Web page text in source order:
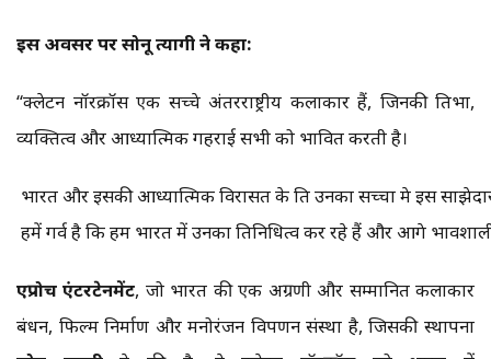
इस अवसर पर सोनू त्यागी ने कहा:
“क्लेटन नॉरक्रॉस एक सच्चे अंतरराष्ट्रीय कलाकार हैं, जिनकी प्रतिभा,
व्यक्तित्व और आध्यात्मिक गहराई सभी को प्रभावित करती है।
भारत और इसकी आध्यात्मिक विरासत के प्रति उनका सच्चा प्रेम इस
हमें गर्व है कि हम भारत में उनका प्रतिनिधित्व कर रहे हैं और आगे
एप्रोच एंटरटेनमेंट, जो भारत की एक अग्रणी और सम्मानित कलाकार
प्रबंधन, फिल्म निर्माण और मनोरंजन विपणन संस्था है, जिसकी स्थापना